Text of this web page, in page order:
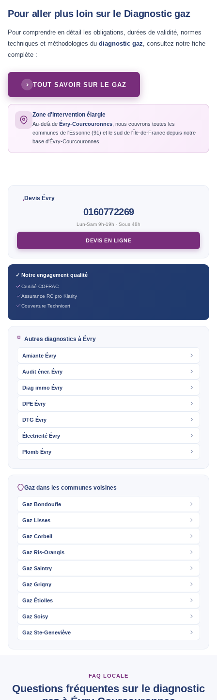
Pour aller plus loin sur le Diagnostic gaz
Pour comprendre en détail les obligations, durées de validité, normes
techniques et méthodologies du diagnostic gaz, consultez notre fiche
complète :
TOUT SAVOIR SUR LE GAZ
Zone d'intervention élargie
Au-delà de Évry-Courcouronnes , nous couvrons toutes les
communes de l'Essonne (91) et le sud de l'Île-de-France depuis notre
base d'Évry-Courcouronnes.
Devis Évry
0160772269
Lun-Sam 9h-19h · Sous 48h
DEVIS EN LIGNE
✓ Notre engagement qualité
Certifié COFRAC
Assurance RC pro Klarity
Couverture Technicert
Autres diagnostics à Évry
Amiante Évry
Audit éner. Évry
Diag immo Évry
DPE Évry
DTG Évry
Électricité Évry
Plomb Évry
Gaz dans les communes voisines
Gaz Bondoufle
Gaz Lisses
Gaz Corbeil
Gaz Ris-Orangis
Gaz Saintry
Gaz Grigny
Gaz Étiolles
Gaz Soisy
Gaz Ste-Geneviève
FAQ LOCALE
Questions fréquentes sur le diagnostic